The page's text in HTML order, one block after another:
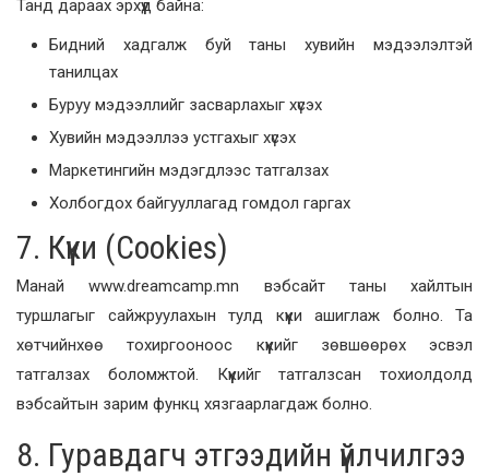
Танд дараах эрхүүд байна:
Бидний хадгалж буй таны хувийн мэдээлэлтэй
танилцах
Буруу мэдээллийг засварлахыг хүсэх
Хувийн мэдээллээ устгахыг хүсэх
Маркетингийн мэдэгдлээс татгалзах
Холбогдох байгууллагад гомдол гаргах
7. Күүки (Cookies)
Манай www.dreamcamp.mn вэбсайт таны хайлтын
туршлагыг сайжруулахын тулд күүки ашиглаж болно. Та
хөтчийнхөө тохиргооноос күүкийг зөвшөөрөх эсвэл
татгалзах боломжтой. Күүкийг татгалзсан тохиолдолд
вэбсайтын зарим функц хязгаарлагдаж болно.
8. Гуравдагч этгээдийн үйлчилгээ